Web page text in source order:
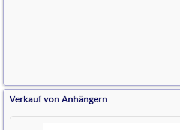
Verkauf von Anhängern